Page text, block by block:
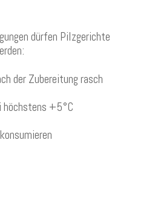
dürfen Pilzgerichte
der Zubereitung rasch
höchstens +5°C